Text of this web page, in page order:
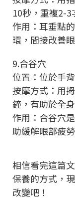
10秒，重複2-3
作用：耳垂點
環，間接改善
9.合谷穴
位置：位於手
按摩方式：用
鐘，有助於全
作用：合谷穴
助緩解眼部疲
相信看完這篇
保養的方式，
改變吧！